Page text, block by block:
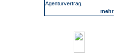
Agenturvertrag.
mehr